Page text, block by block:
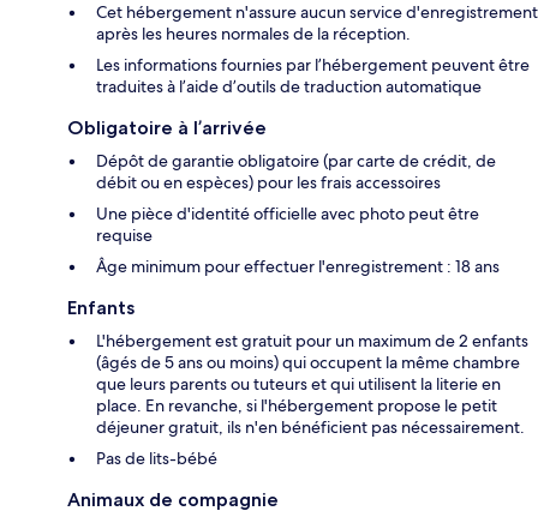
Cet hébergement n'assure aucun service d'enregistrement
après les heures normales de la réception.
Les informations fournies par l’hébergement peuvent être
traduites à l’aide d’outils de traduction automatique
Obligatoire à l’arrivée
Dépôt de garantie obligatoire (par carte de crédit, de
débit ou en espèces) pour les frais accessoires
Une pièce d'identité officielle avec photo peut être
requise
Âge minimum pour effectuer l'enregistrement : 18 ans
Enfants
L'hébergement est gratuit pour un maximum de 2 enfants
(âgés de 5 ans ou moins) qui occupent la même chambre
que leurs parents ou tuteurs et qui utilisent la literie en
place. En revanche, si l'hébergement propose le petit
déjeuner gratuit, ils n'en bénéficient pas nécessairement.
Pas de lits-bébé
Animaux de compagnie